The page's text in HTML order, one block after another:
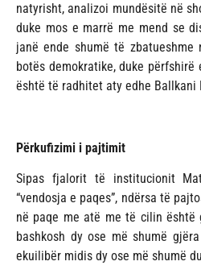
natyrisht, analizoi mundësitë në
duke mos e marrë me mend se
janë ende shumë të
botës demokratike, duke përfshirë
është të radhitet aty edhe Ballkani
Përkufizimi i pajtimit
Sipas fjalorit të institucionit
“vendosja e paqes”, ndërsa të
në paqe me atë me të cilin është
bashkosh dy ose më shumë
ekuilibër midis dy ose më shumë